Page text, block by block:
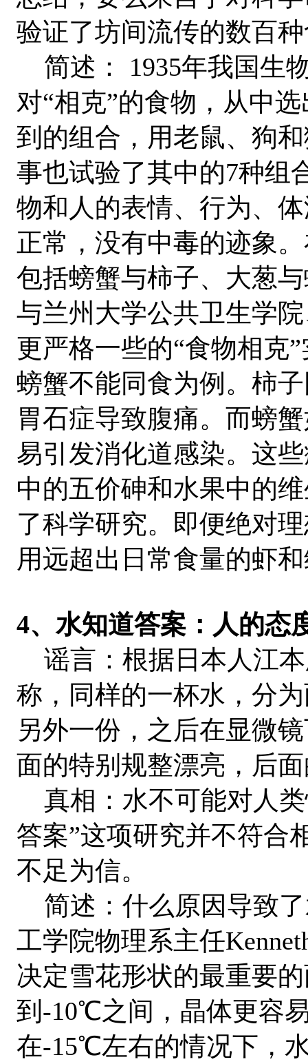
验证了坊间流传的数百
简述： 1935年我国生
对“相克”的食物，从中
到的组合，用老鼠、狗
事也试验了其中的7种组
物和人的表情、行为、
正常，没有中毒的迹象
包括螃蟹与柿子、大葱
与兰州大学公共卫生学
更严格一些的“食物相克
螃蟹不能同食为例。柿
胃石症导致腹痛。而螃
易引发消化道感染。这
中的五价砷和水果中的
了科学研究。即便绝对
用远超出日常食量的虾
4、水知道答案：人的态
谣言：根据日本人江
称，同样的一杯水，分
另外一份，之后在显微
面的特别规整漂亮，后
真相：水不可能对人
答案”这项研究并不符合
不足为信。
简述：什么原因导致
工学院物理系主任
决定雪花形状的最重要
到-10℃之间，晶体更容
在-15℃左右的情况下，